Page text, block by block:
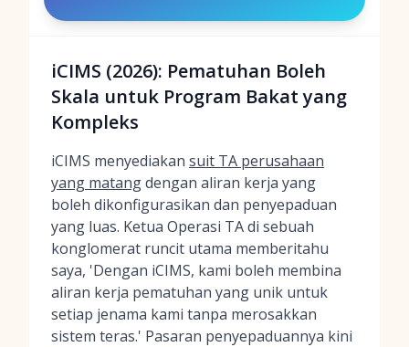
iCIMS (2026): Pematuhan Boleh
Skala untuk Program Bakat yang
Kompleks
iCIMS menyediakan suit TA perusahaan
yang matangdengan aliran kerja yang
boleh dikonfigurasikan dan penyepaduan
yang luas. Ketua Operasi TA di sebuah
konglomerat runcit utama memberitahu
saya, 'Dengan iCIMS, kami boleh membina
aliran kerja pematuhan yang unik untuk
setiap jenama kami tanpa merosakkan
sistem teras.' Pasaran penyepaduannya kini